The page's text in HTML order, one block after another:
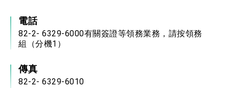
外交部重要言論
電話
82-2- 6329-6000有關簽證等領務業務，請按領務
組（分機1）
傳真
82-2- 6329-6010